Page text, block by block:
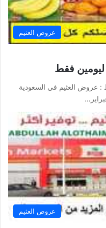
عروض العثيم
فقط
: عروض العثيم في السعودية
عروض العثيم